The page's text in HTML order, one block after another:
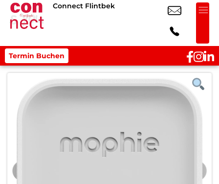
Connect Flintbek
Termin Buchen